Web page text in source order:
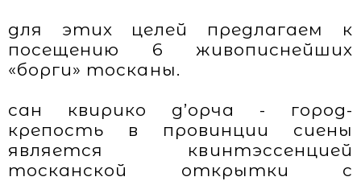
для этих целей предлагаем к
посещению 6 живописнейших
«борги» тосканы.
сан квирико д’орча - город-
крепость в провинции сиены
является квинтэссенцией
тосканской открытки с